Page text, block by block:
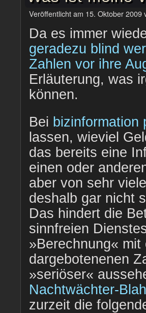
Veröffentlicht am 15. Oktober 2009
Da es immer
geradezu blind
Zahlen vor ihre
Erläuterung, was
können.
Bei bizinformation
lassen, wieviel
das bereits eine
einen oder
aber von sehr
deshalb gar nicht
Das hindert die
sinnfreien
»Berechnung«
dargebotenenen
»seriöser«
Nachtwächter-Blah
zurzeit die